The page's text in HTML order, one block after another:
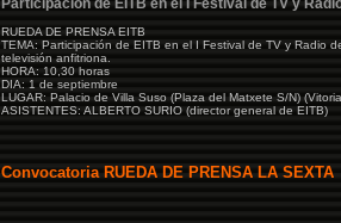
Participación de EITB en el I Festival de TV y
RUEDA DE PRENSA EITB
TEMA: Participación de EITB en el I Festival de TV y Radio
televisión anfitriona.
HORA: 10,30 horas
DIA: 1 de septiembre
LUGAR: Palacio de Villa Suso (Plaza del Matxete S/N)
ASISTENTES: ALBERTO SURIO (director general de EITB)
Convocatoria RUEDA DE PRENSA LA SEXTA